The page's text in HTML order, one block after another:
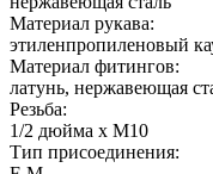
Материал рукава:
этиленпропиленовый
Материал фитингов:
латунь, нержавеющая
Резьба:
1/2 дюйма х М10
Тип присоединения: